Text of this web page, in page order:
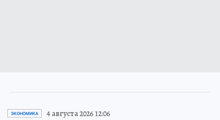
ЭКОНОМИКА 4 августа 2026 12:06